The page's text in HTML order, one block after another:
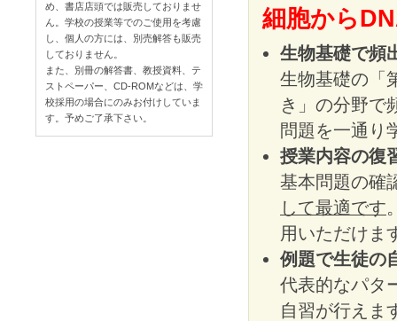
細胞から
生物基礎で頻
生物基礎の「
き」の分野で
問題を一通り
授業内容の復
基本問題の確
して最適です
用いただけま
例題で生徒の
代表的なパタ
自習が行えま
め、書店店頭では販売しておりませ
ん。学校の授業等でのご使用を考慮
し、個人の方には、別売解答も販売
しておりません。
また、別冊の解答書、教授資料、テ
ストペーパー、CD-ROMなどは、学
校採用の場合にのみお付けしていま
す。予めご了承下さい。